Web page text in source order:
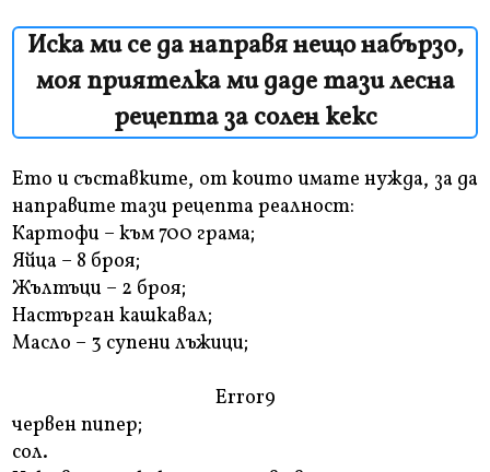
Иска ми се да направя нещо набързо,
моя приятелка ми даде тази лесна
рецепта за солен кекс
Ето и съставките, от които имате нужда, за да
направите тази рецепта реалност:
Картофи – към 700 грама;
Яйца – 8 броя;
Жълтъци – 2 броя;
Настърган кашкавал;
Масло – 3 супени лъжици;
Error9
червен пипер;
сол.